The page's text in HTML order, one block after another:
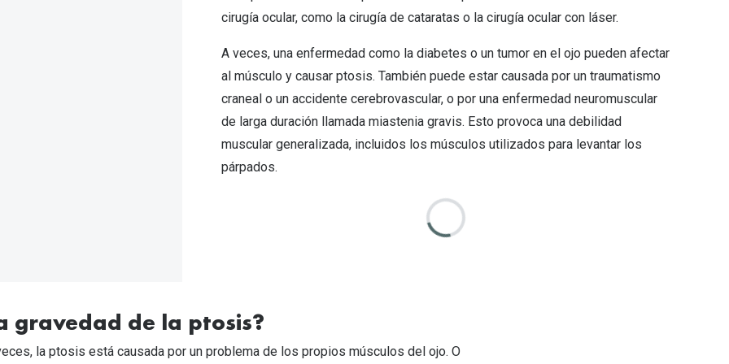
cirugía ocular, como la cirugía de cataratas o la cirugía ocular con láser.
A veces, una enfermedad como la diabetes o un tumor en el ojo pueden afectar
al músculo y causar ptosis. También puede estar causada por un traumatismo
craneal o un accidente cerebrovascular, o por una enfermedad neuromuscular
de larga duración llamada miastenia gravis. Esto provoca una debilidad
muscular generalizada, incluidos los músculos utilizados para levantar los
párpados.
gravedad de la ptosis?
la ptosis está causada por un problema de los propios músculos del ojo. O